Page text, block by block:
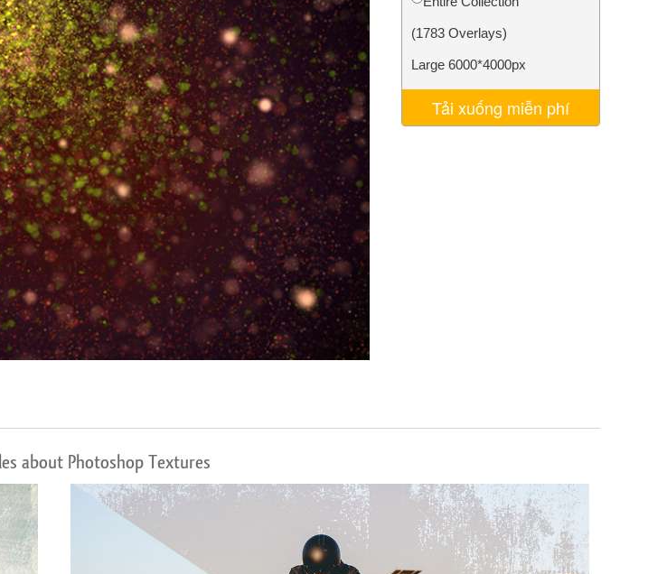
sửa lại đồ trang sức Dữ liệu Đào tạo AI Video Editing Services
(1783 Overlays)
Large 6000*4000px
Tải xuống miễn phí
about Photoshop Textures